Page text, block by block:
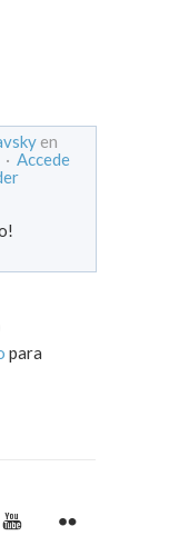
en
julio 2, 2011 · Accede
para